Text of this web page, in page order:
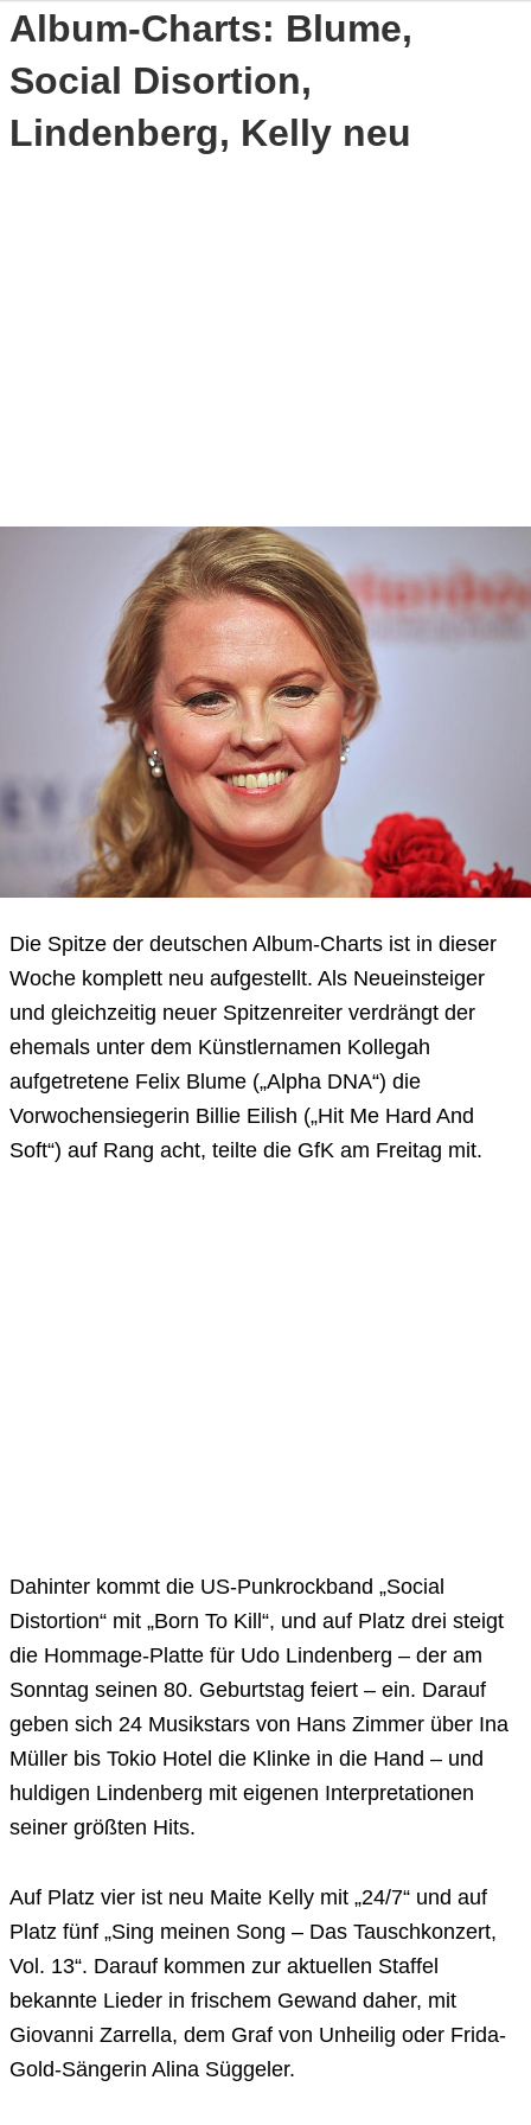
Album-Charts: Blume,
Social Disortion,
Lindenberg, Kelly neu
Die Spitze der deutschen Album-Charts ist in dieser
Woche komplett neu aufgestellt. Als Neueinsteiger
und gleichzeitig neuer Spitzenreiter verdrängt der
ehemals unter dem Künstlernamen Kollegah
aufgetretene Felix Blume („Alpha DNA“) die
Vorwochensiegerin Billie Eilish („Hit Me Hard And
Soft“) auf Rang acht, teilte die GfK am Freitag mit.
Dahinter kommt die US-Punkrockband „Social
Distortion“ mit „Born To Kill“, und auf Platz drei steigt
die Hommage-Platte für Udo Lindenberg – der am
Sonntag seinen 80. Geburtstag feiert – ein. Darauf
geben sich 24 Musikstars von Hans Zimmer über Ina
Müller bis Tokio Hotel die Klinke in die Hand – und
huldigen Lindenberg mit eigenen Interpretationen
seiner größten Hits.
Auf Platz vier ist neu Maite Kelly mit „24/7“ und auf
Platz fünf „Sing meinen Song – Das Tauschkonzert,
Vol. 13“. Darauf kommen zur aktuellen Staffel
bekannte Lieder in frischem Gewand daher, mit
Giovanni Zarrella, dem Graf von Unheilig oder Frida-
Gold-Sängerin Alina Süggeler.